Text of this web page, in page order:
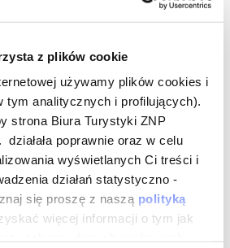
z plików cookie
używamy plików cookies i
tym analitycznych i profilujących).
strona Biura Turystyki ZNP
poprawnie oraz w celu
wyświetlanych Ci treści i
działań statystyczno -
się proszę z naszą polityką
więcej informacji o tym jak